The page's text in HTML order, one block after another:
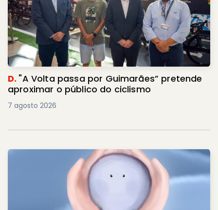
D. "A Volta passa por Guimarães” pretende
aproximar o público do ciclismo
7 agosto 2026